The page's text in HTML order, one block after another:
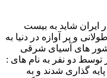
شاید به بیست
و پر آوازه در دنیا به
های آسیای شرقی
توسط دو نفر به نام های :
گذاری شدند و به